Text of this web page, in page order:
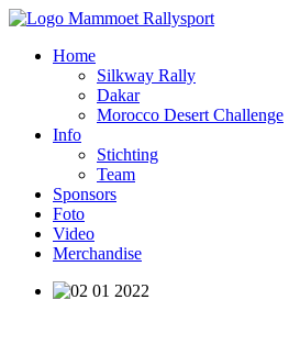
Home
Silkway Rally
Dakar
Morocco Desert Challenge
Info
Stichting
Team
Sponsors
Foto
Video
Merchandise